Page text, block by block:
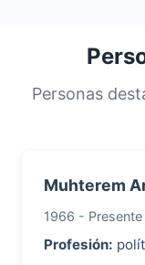
una gran
distribución
orígenes y
Personas
Muhterem
1966 - Presente
Profesión: